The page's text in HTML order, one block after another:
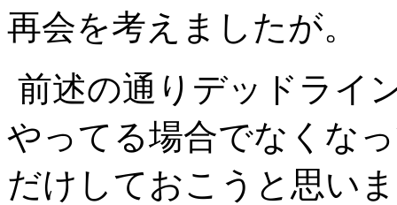
再会を考えましたが。
前述の通りデッドライ
やってる場合でなくな
だけしておこうと思い